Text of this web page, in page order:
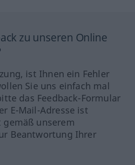
zu unseren Online
ist Ihnen ein Fehler
Sie uns einfach mal
das Feedback-Formular
E-Mail-Adresse ist
unserem
Beantwortung Ihrer